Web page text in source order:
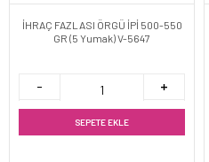
İHRAÇ FAZLASI ÖRGÜ İPİ 500-550
GR (5 Yumak) V-5647
SEPETE EKLE